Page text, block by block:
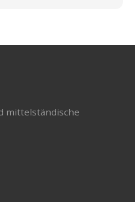
mittelständische